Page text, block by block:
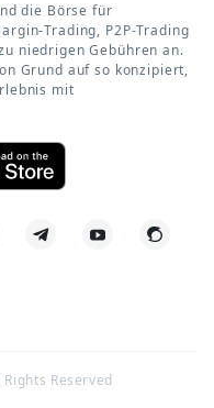
die Börse für
Trading, P2P-Trading
niedrigen Gebühren an.
Grund auf so konzipiert,
mit
Reserved